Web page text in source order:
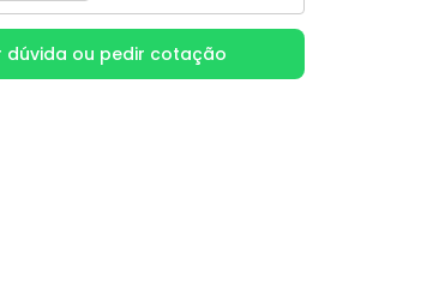
R$ 87,32
com juros
R$ 89,63
com juros
dúvida ou pedir cotação